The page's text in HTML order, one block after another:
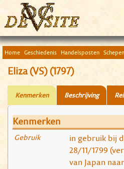
Home Geschiedenis Handelsposten Schepen
Eliza (VS) (1797)
Kenmerken Beschrijving
Kenmerken
Gebruik
in gebruik bij
28/11/1799
van Japan